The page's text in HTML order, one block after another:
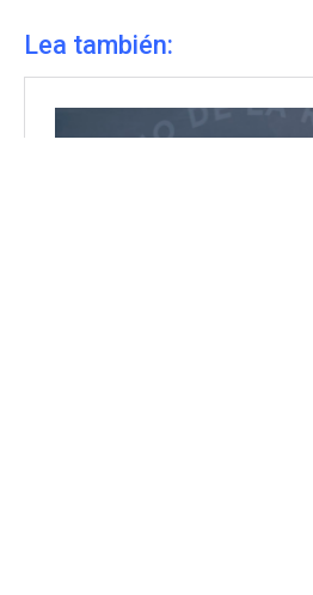
Lea también: